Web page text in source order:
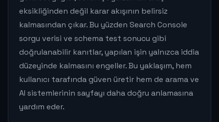
eksikliğinden değil karar akışının belirsiz
kalmasından çıkar. Bu yüzden Search Console
sorgu verisi ve schema test sonucu gibi
doğrulanabilir kanıtlar, yapılan işin yalnızca iddia
düzeyinde kalmasını engeller. Bu yaklaşım, hem
kullanıcı tarafında güven üretir hem de arama ve
AI sistemlerinin sayfayı daha doğru anlamasına
yardım eder.